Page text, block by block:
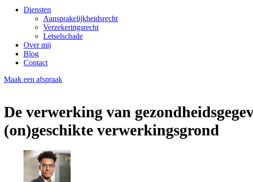
Diensten
Aansprakelijkheidsrecht
Verzekeringsrecht
Letselschade
Over mij
Blog
Contact
Maak een afspraak
De verwerking van
(on)geschikte verwerkingsgrond